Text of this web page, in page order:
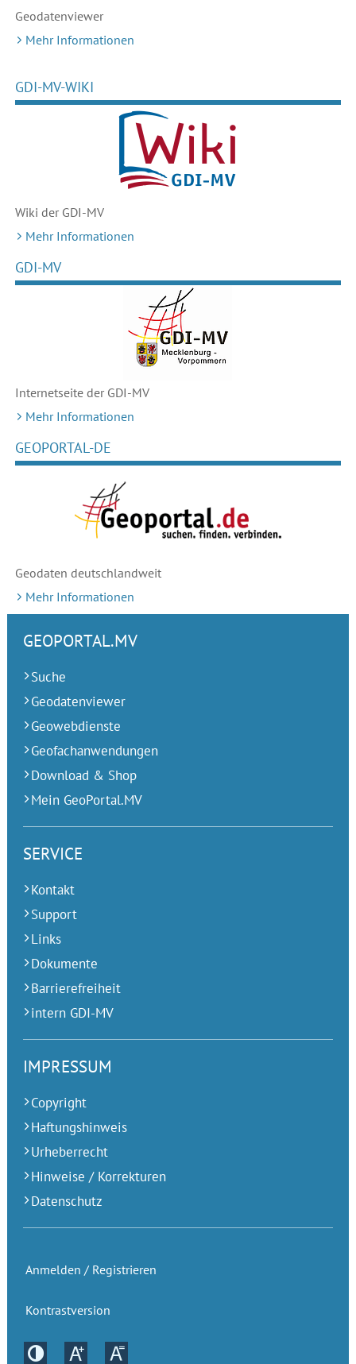
Geodatenviewer
Mehr Informationen
GDI-MV-WIKI
Wiki der GDI-MV
Mehr Informationen
GDI-MV
Internetseite der GDI-MV
Mehr Informationen
GEOPORTAL-DE
Geodaten deutschlandweit
Mehr Informationen
GEOPORTAL.MV
Suche
Geodatenviewer
Geowebdienste
Geofachanwendungen
Download & Shop
Mein GeoPortal.MV
SERVICE
Kontakt
Support
Links
Dokumente
Barrierefreiheit
intern GDI-MV
IMPRESSUM
Copyright
Haftungshinweis
Urheberrecht
Hinweise / Korrekturen
Datenschutz
Anmelden / Registrieren
Kontrastversion
Kontrastversion